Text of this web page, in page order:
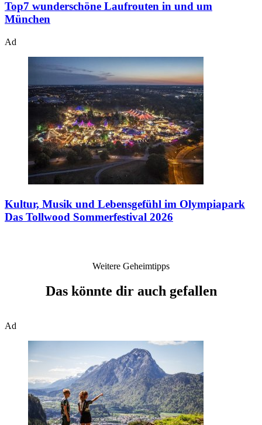
Top7 wunderschöne Laufrouten in und um
München
Ad
Kultur, Musik und Lebensgefühl im Olympiapark
Das Tollwood Sommerfestival 2026
Weitere Geheimtipps
Das könnte dir auch gefallen
Ad